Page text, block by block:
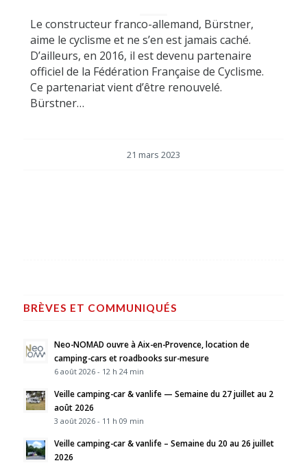
Le constructeur franco-allemand, Bürstner,
aime le cyclisme et ne s’en est jamais caché.
D’ailleurs, en 2016, il est devenu partenaire
officiel de la Fédération Française de Cyclisme.
Ce partenariat vient d’être renouvelé.
Bürstner…
21 mars 2023
BRÈVES ET COMMUNIQUÉS
Neo-NOMAD ouvre à Aix-en-Provence, location de
camping-cars et roadbooks sur-mesure
6 août 2026 - 12 h 24 min
Veille camping-car & vanlife — Semaine du 27 juillet au 2
août 2026
3 août 2026 - 11 h 09 min
Veille camping-car & vanlife – Semaine du 20 au 26 juillet
2026